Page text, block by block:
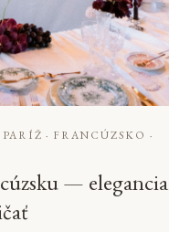
· FRANCÚZSKO ·
— elegancia